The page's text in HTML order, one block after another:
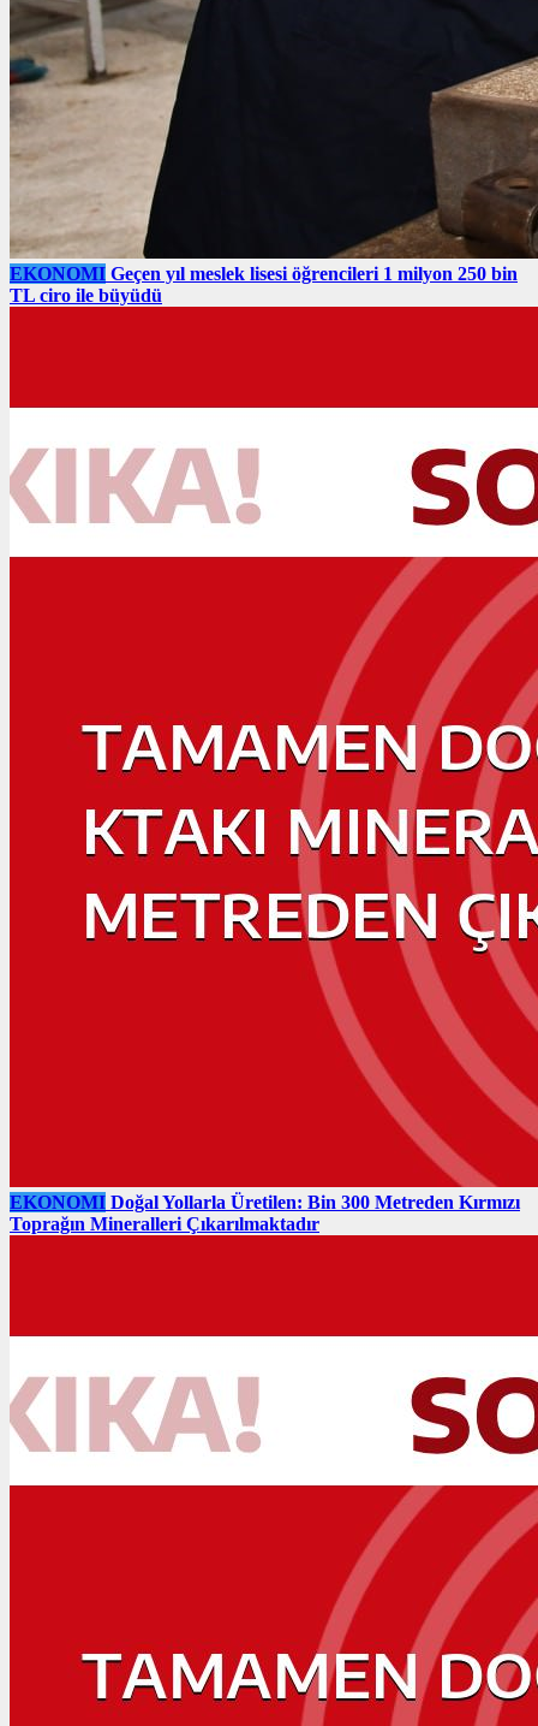
EKONOMI Geçen yıl meslek lisesi öğrencileri 1 milyon 250 bin
TL ciro ile büyüdü
EKONOMI Doğal Yollarla Üretilen: Bin 300 Metreden Kırmızı
Toprağın Mineralleri Çıkarılmaktadır